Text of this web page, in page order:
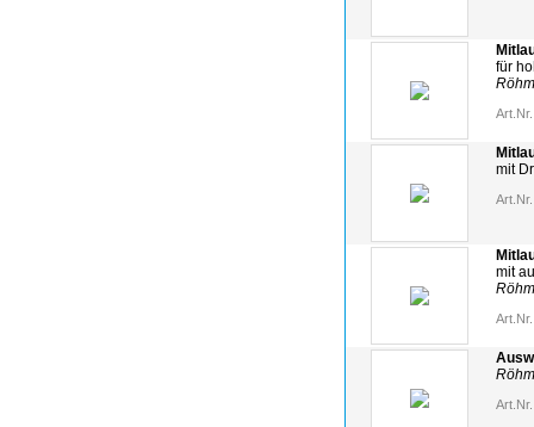
für
Röhm
mit
mit
Röhm
Röhm